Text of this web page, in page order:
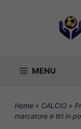
MENU
Home » CALCIO »
marcatore e tiri in